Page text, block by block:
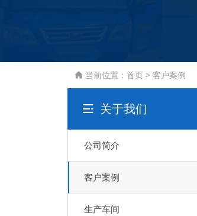
 当前位置： 首页 > 客户案例
 关于我们
公司简介
客户案例
生产车间